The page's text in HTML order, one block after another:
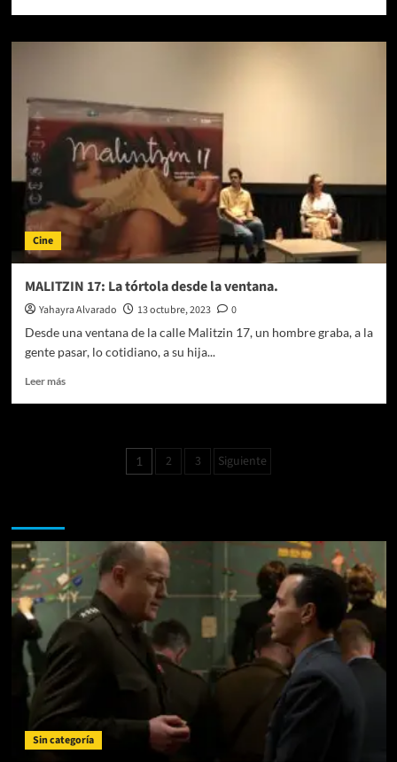
La
Ambulante
Gira
de
Documentales
inicia
su
recorrido
de
en
Ciudad
Cine
MALITZIN 17: La tórtola desde la ventana.
Yahayra Alvarado 13 octubre, 2023
0
Desde una ventana de la calle Malitzin 17, un hombre graba, a la
gente pasar, lo cotidiano, a su hija...
Leer másLeer
ventana.
Paginación
1 2 3 Siguiente
Sin categoría